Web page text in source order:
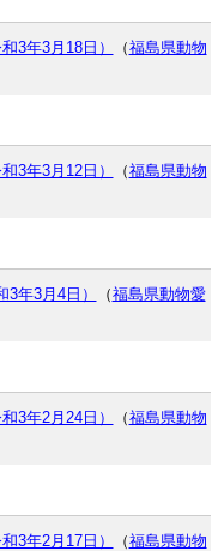
3年3月18日） （福島県動物
3年3月12日） （福島県動物
年3月4日） （福島県動物愛
3年2月24日） （福島県動物
3年2月17日） （福島県動物